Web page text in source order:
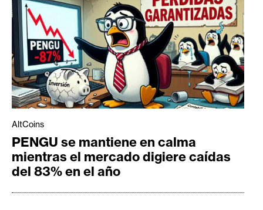
AltCoins
PENGU se mantiene en calma
mientras el mercado digiere caídas
del 83% en el año